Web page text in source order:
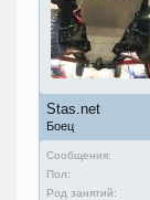
Stas.net
Боец
Сообщения:
Пол:
Род занятий: